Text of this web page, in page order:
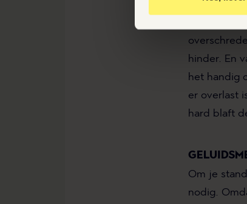
Door op ‘Ja, nu
Niet
hinder. En
het handig
er overlast
hard blaft
Om je
nodig.